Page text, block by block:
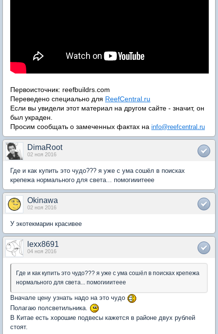
Первоисточник: reefbuildrs.com
Переведено специально для ReefCentral.ru
Если вы увидели этот материал на другом сайте - значит, он
был украден.
Просим сообщать о замеченных фактах на info@reefcentral.ru
DimaRoot
02 ноя 2016
Где и как купить это чудо??? я уже с ума сошёл в поисках
крепежа нормального для света... помогииитеее
Okinawa
02 ноя 2016
У экотекмарин красивее
lexx8691
04 ноя 2016
Где и как купить это чудо??? я уже с ума сошёл в поисках крепежа
нормального для света... помогииитеее
Вначале цену узнать надо на это чудо
Полагаю полсветильника.
В Китае есть хорошие подвесы кажется в районе двух рублей
стоят.